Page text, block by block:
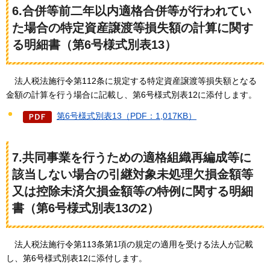
6.合併等前二年以内適格合併等が行われてい
た場合の特定資産譲渡等損失額の計算に関す
る明細書（第6号様式別表13）
法人税法施行令第112条に規定する特定資産譲渡等損失額となる
金額の計算を行う場合に記載し、第6号様式別表12に添付します。
第6号様式別表13（PDF：1,017KB）
7.共同事業を行うための適格組織再編成等に
該当しない場合の引継対象未処理欠損金額等
又は控除未済欠損金額等の特例に関する明細
書（第6号様式別表13の2）
法人税法施行令第113条第1項の規定の適用を受ける法人が記載
し、第6号様式別表12に添付します。